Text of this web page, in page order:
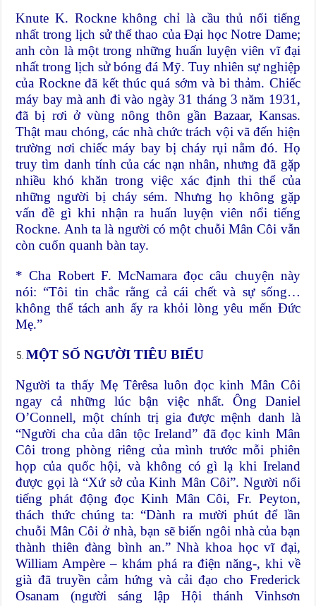
Knute K. Rockne không chỉ là cầu thủ nổi tiếng
nhất trong lịch sử thể thao của Đại học Notre Dame;
anh còn là một trong những huấn luyện viên vĩ đại
nhất trong lịch sử bóng đá Mỹ. Tuy nhiên sự nghiệp
của Rockne đã kết thúc quá sớm và bi thảm. Chiếc
máy bay mà anh đi vào ngày 31 tháng 3 năm 1931,
đã bị rơi ở vùng nông thôn gần Bazaar, Kansas.
Thật mau chóng, các nhà chức trách vội vã đến hiện
trường nơi chiếc máy bay bị cháy rụi nằm đó. Họ
truy tìm danh tính của các nạn nhân, nhưng đã gặp
nhiều khó khăn trong việc xác định thi thể của
những người bị cháy sém. Nhưng họ không gặp
vấn đề gì khi nhận ra huấn luyện viên nổi tiếng
Rockne. Anh ta là người có một chuỗi Mân Côi vẫn
còn cuốn quanh bàn tay.
* Cha Robert F. McNamara đọc câu chuyện này
nói: “Tôi tin chắc rằng cả cái chết và sự sống…
không thể tách anh ấy ra khỏi lòng yêu mến Đức
Mẹ.”
MỘT SỐ NGƯỜI TIÊU BIỂU
Người ta thấy Mẹ Têrêsa luôn đọc kinh Mân Côi
ngay cả những lúc bận việc nhất. Ông Daniel
O’Connell, một chính trị gia được mệnh danh là
“Người cha của dân tộc Ireland” đã đọc kinh Mân
Côi trong phòng riêng của mình trước mỗi phiên
họp của quốc hội, và không có gì lạ khi Ireland
được gọi là “Xứ sở của Kinh Mân Côi”. Người nổi
tiếng phát động đọc Kinh Mân Côi, Fr. Peyton,
thách thức chúng ta: “Dành ra mười phút để lần
chuỗi Mân Côi ở nhà, bạn sẽ biến ngôi nhà của bạn
thành thiên đàng bình an.” Nhà khoa học vĩ đại,
William Ampère – khám phá ra điện năng-, khi về
già đã truyền cảm hứng và cải đạo cho Frederick
Osanam (người sáng lập Hội thánh Vinhsơn